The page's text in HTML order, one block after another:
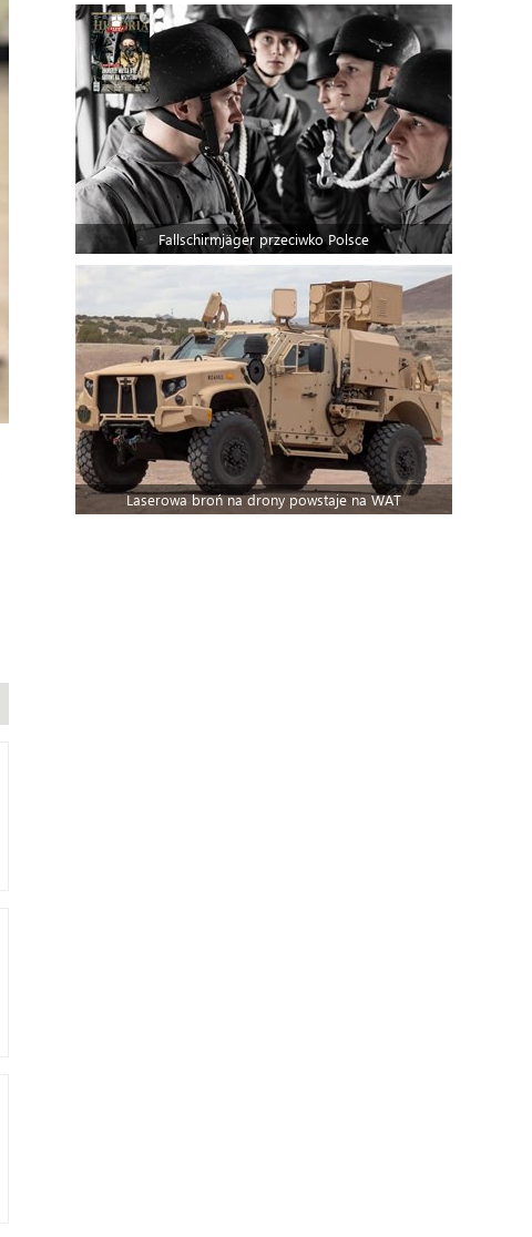
Fallschirmjäger przeciwko Polsce
Laserowa broń na drony powstaje na WAT